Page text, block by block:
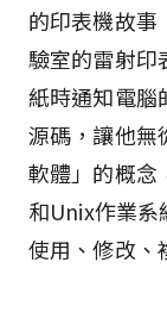
的印表機故事
驗室的雷射印
紙時通知電腦
源碼，讓他無
軟體」的概念
和Unix作業系
使用、修改、